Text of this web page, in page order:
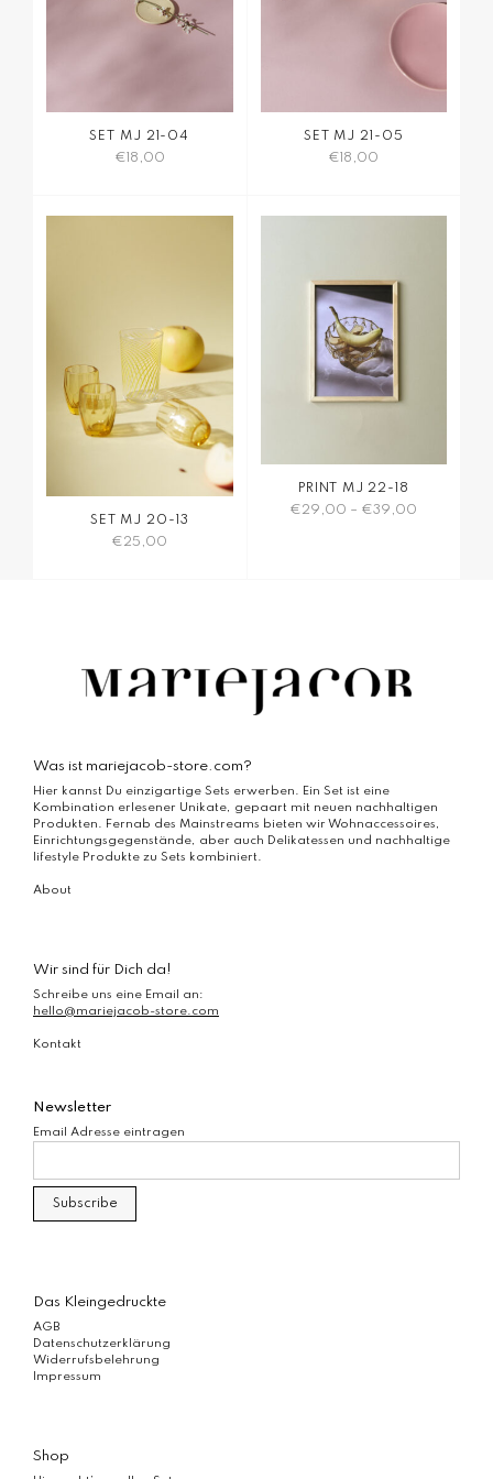
Produktseite
gewählt
werden
SET MJ 21-04
€ 18,00
SET MJ 21-05
€ 18,00
SET MJ 20-13
€25,00
PRINT MJ 22-18
€29,00 – €39,00
Optionen
können
Was ist mariejacob-store.com?
Hier kannst Du einzigartige Sets erwerben. Ein Set ist eine
Kombination erlesener Unikate, gepaart mit neuen nachhaltigen
Produkten. Fernab des Mainstreams bieten wir Wohnaccessoires,
Einrichtungsgegenstände, aber auch Delikatessen und nachhaltige
lifestyle Produkte zu Sets kombiniert.
About
Wir sind für Dich da!
Schreibe uns eine Email an:
hello@mariejacob-store.com
Kontakt
Newsletter
Email Adresse eintragen
Das Kleingedruckte
AGB
Datenschutzerklärung
Widerrufsbelehrung
Impressum
Shop